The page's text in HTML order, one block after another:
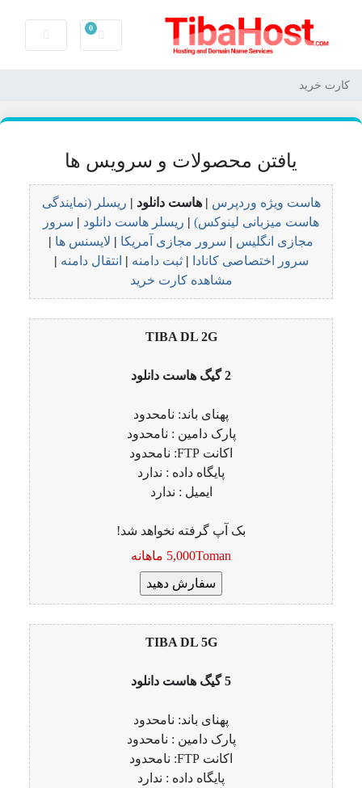
0
کارت خرید
کارت خرید
یافتن محصولات و سرویس ها
هاست ویژه وردپرس | هاست دانلود | ریسلر (نمایندگی
هاست میزبانی لینوکس) | ریسلر هاست دانلود | سرور
مجازی انگلیس | سرور مجازی آمریکا | لایسنس ها |
سرور اختصاصی کانادا |ثبت دامنه | انتقال دامنه |
مشاهده کارت خرید
TIBA DL 2G
2 گیگ هاست دانلود
پهنای باند: نامحدود
پارک دامین : نامحدود
اکانت FTP: نامحدود
پایگاه داده : ندارد
ایمیل : ندارد
بک آپ گرفته نخواهد شد!
5,000Toman ماهانه
TIBA DL 5G
5 گیگ هاست دانلود
پهنای باند: نامحدود
پارک دامین : نامحدود
اکانت FTP: نامحدود
پایگاه داده : ندارد